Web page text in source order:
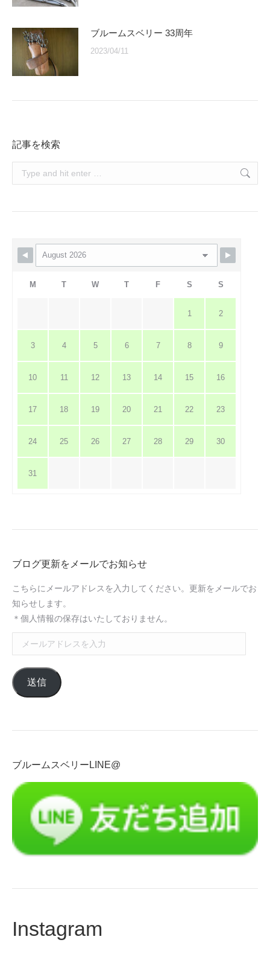
ブルームスベリー 33周年
2023/04/11
記事を検索
Search:
M T W T F S S
1 2
3 4 5 6 7 8 9
10 11 12 13 14 15 16
17 18 19 20 21 22 23
24 25 26 27 28 29 30
31
ブログ更新をメールでお知らせ
こちらにメールアドレスを入力してください。更新をメールでお
知らせします。
＊個人情報の保存はいたしておりません。
ー
ル
ア
ス
入
送信
ブルームスベリーLINE@
Instagram